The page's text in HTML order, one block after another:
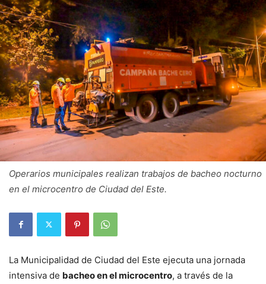
Operarios municipales realizan trabajos de bacheo nocturno
en el microcentro de Ciudad del Este.
La Municipalidad de Ciudad del Este ejecuta una jornada
intensiva de bacheo en el microcentro, a través de la